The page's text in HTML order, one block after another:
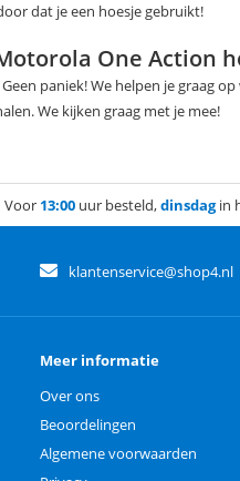
dat je een hoesje gebruikt!
One Action
paniek! We helpen je graag
We kijken graag met je mee!
Voor 13:00uur besteld,dinsdagin
klantenservice@shop4.nl
Meer informatie
Over ons
Beoordelingen
Algemene voorwaarden